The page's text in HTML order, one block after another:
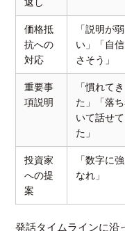
価格抵
抗への
対応
「説明が弱
い」「自
さそう」
重要事
項説明
「慣れてき
た」「落
いて話せ
た」
投資家
への提
案
「数字に強
なれ」
発話タイムラインに沿